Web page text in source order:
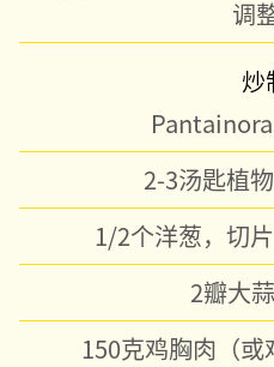
调
炒
2-3汤匙植
1/2个洋葱，切
2瓣大
150克鸡胸肉（